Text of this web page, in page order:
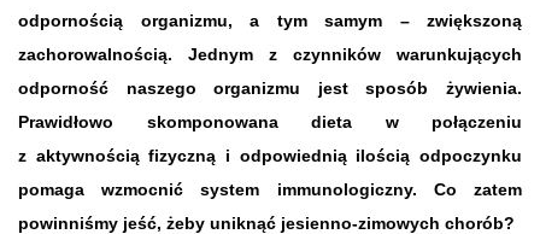
odpornością organizmu, a tym samym – zwiększoną
zachorowalnością. Jednym z czynników warunkujących
odporność naszego organizmu jest sposób żywienia.
Prawidłowo skomponowana dieta w połączeniu
z aktywnością fizyczną i odpowiednią ilością odpoczynku
pomaga wzmocnić system immunologiczny. Co zatem
powinniśmy jeść, żeby uniknąć jesienno-zimowych chorób?